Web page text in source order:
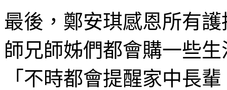
最後，鄭安琪感恩所有
師兄師姊們都會購一些
「不時都會提醒家中長